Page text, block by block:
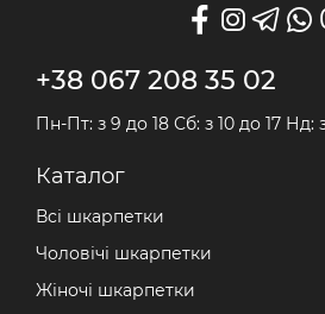
+38 067 208 35 02
Пн-Пт: з 9 до 18 Сб: з 10 до 17 Нд: з
Каталог
Всі шкарпетки
Чоловічі шкарпетки
Жіночі шкарпетки